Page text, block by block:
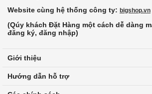
Website cùng hệ thống công ty: bigshop.vn
(Qúy khách Đặt Hàng một cách dễ dàng
đăng ký, đăng nhập)
Giới thiệu
Hướng dẫn hỗ trợ